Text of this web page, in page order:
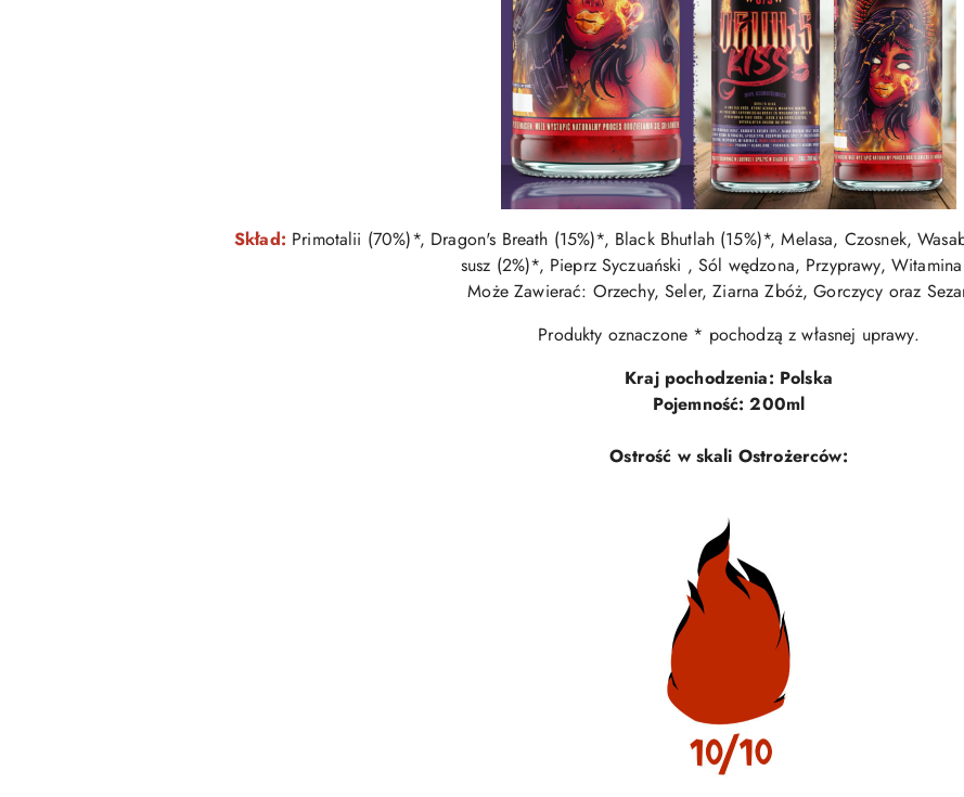
Skład: Primotalii (70%)*, Dragon's Breath (15%)*, Black Bhutlah (15%)*, Melasa, Czosnek,
susz (2%)*, Pieprz Syczuański , Sól wędzona, Przyprawy,
Może Zawierać: Orzechy, Seler, Ziarna Zbóż, Gorczycy oraz
Produkty oznaczone * pochodzą z własnej uprawy.
Kraj pochodzenia: Polska
Pojemność: 200ml
Ostrość w skali Ostrożerców: